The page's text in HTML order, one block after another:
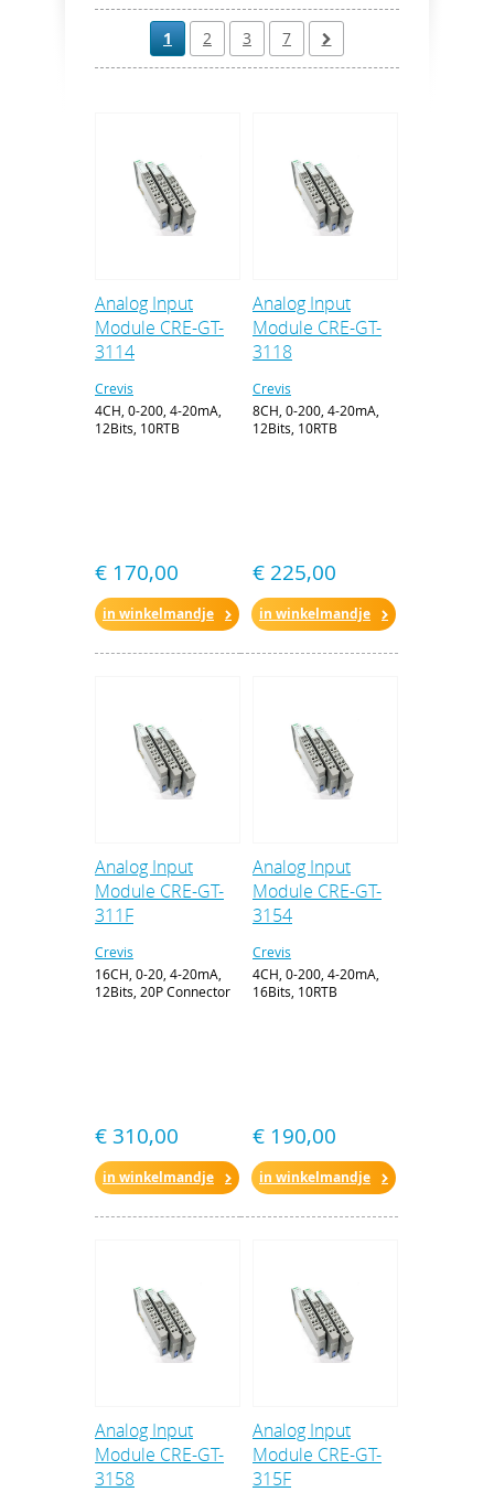
1 2 3 7
Analog Input
Module CRE-GT-
3114
Crevis
4CH, 0-200, 4-20mA,
12Bits, 10RTB
€ 170,00
in winkelmandje
Analog Input
Module CRE-GT-
3118
Crevis
8CH, 0-200, 4-20mA,
12Bits, 10RTB
€ 225,00
in winkelmandje
Analog Input
Module CRE-GT-
311F
Crevis
16CH, 0-20, 4-20mA,
12Bits, 20P Connector
€ 310,00
in winkelmandje
Analog Input
Module CRE-GT-
3154
Crevis
4CH, 0-200, 4-20mA,
16Bits, 10RTB
€ 190,00
in winkelmandje
Analog Input
Module CRE-GT-
3158
Analog Input
Module CRE-GT-
315F